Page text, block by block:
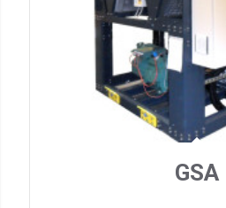
GSA